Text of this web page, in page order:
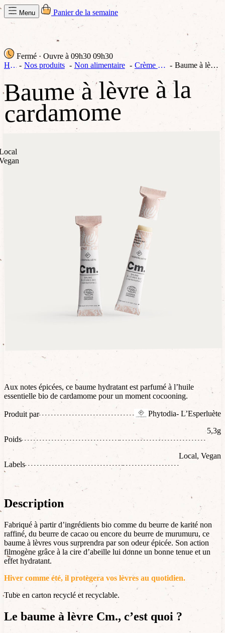
Menu Panier de la semaine
Fermé · Ouvre à 09h30 09h30
Home Nos produits Non alimentaire Crème & soins Baume à lèvre à la cardamome
Baume à lèvre à la
cardamome
Aux notes épicées, ce baume hydratant est parfumé à l’huile
essentielle bio de cardamome pour un moment cocooning.
Produit par Phytodia- L’Esperluète
Poids
5,3g
Labels
Local, Vegan
Description
Fabriqué à partir d’ingrédients bio comme du beurre de karité non
raffiné, du beurre de cacao ou encore du beurre de murumuru, ce
baume à lèvres vous surprendra par son odeur épicée. Son action
filmogène grâce à la cire d’abeille lui donne un bonne tenue et un
effet hydratant.
Hiver comme été, il protègera vos lèvres au quotidien.
Tube en carton recyclé et recyclable.
Le baume à lèvre Cm., c’est quoi ?